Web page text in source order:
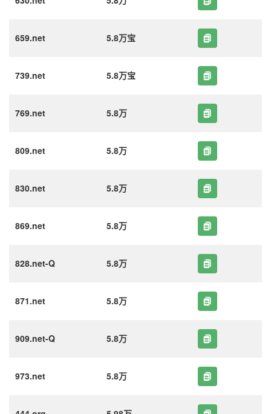
659.net 5.8万宝
739.net 5.8万宝
769.net 5.8万
809.net 5.8万
830.net 5.8万
869.net 5.8万
828.net-Q 5.8万
871.net 5.8万
909.net-Q 5.8万
973.net 5.8万